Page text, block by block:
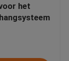
het